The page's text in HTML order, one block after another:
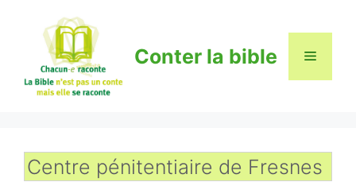
Conter la bible Menu
Centre pénitentiaire de Fresnes